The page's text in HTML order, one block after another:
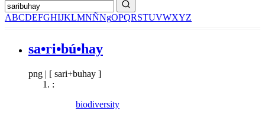
ABCDEFGHIJKLMNÑNgOPQRSTUVWXYZ
sa•ri•bú•hay
png | [ sari+buhay ]
:
biodiversity